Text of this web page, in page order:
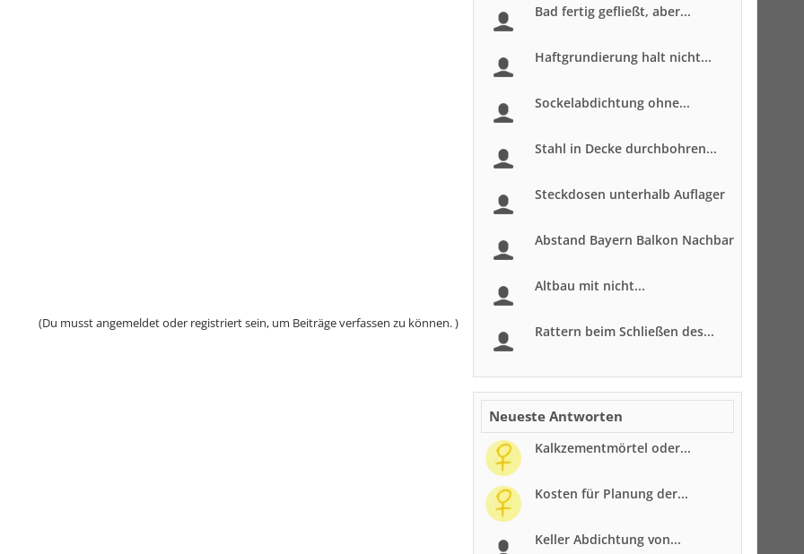
(Du musst angemeldet oder registriert sein, um Beiträge verfassen zu können. )
Bad fertig gefließt, aber...
Haftgrundierung halt nicht...
Sockelabdichtung ohne...
Stahl in Decke durchbohren...
Steckdosen unterhalb Auflager
Abstand Bayern Balkon Nachbar
Altbau mit nicht...
Rattern beim Schließen des...
Neueste Antworten
Kalkzementmörtel oder...
Kosten für Planung der...
Keller Abdichtung von...